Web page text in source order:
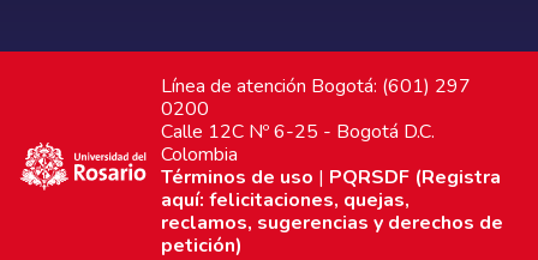
Línea de atención Bogotá: (601) 297
0200
Calle 12C Nº 6-25 - Bogotá D.C.
Colombia
Términos de uso | PQRSDF (Registra
aquí: felicitaciones, quejas,
reclamos, sugerencias y derechos de
petición)